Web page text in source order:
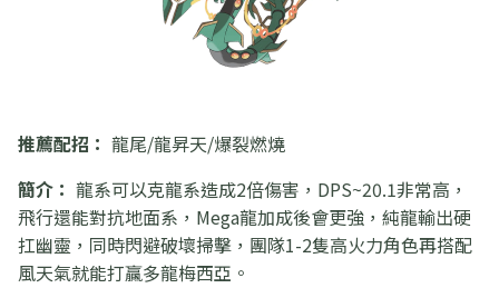
推薦配招： 龍尾/龍昇天/爆裂燃燒
簡介： 龍系可以克龍系造成2倍傷害，DPS~20.1非常高，
飛行還能對抗地面系，Mega龍加成後會更強，純龍輸出硬
扛幽靈，同時閃避破壞掃擊，團隊1-2隻高火力角色再搭配
風天氣就能打贏多龍梅西亞。